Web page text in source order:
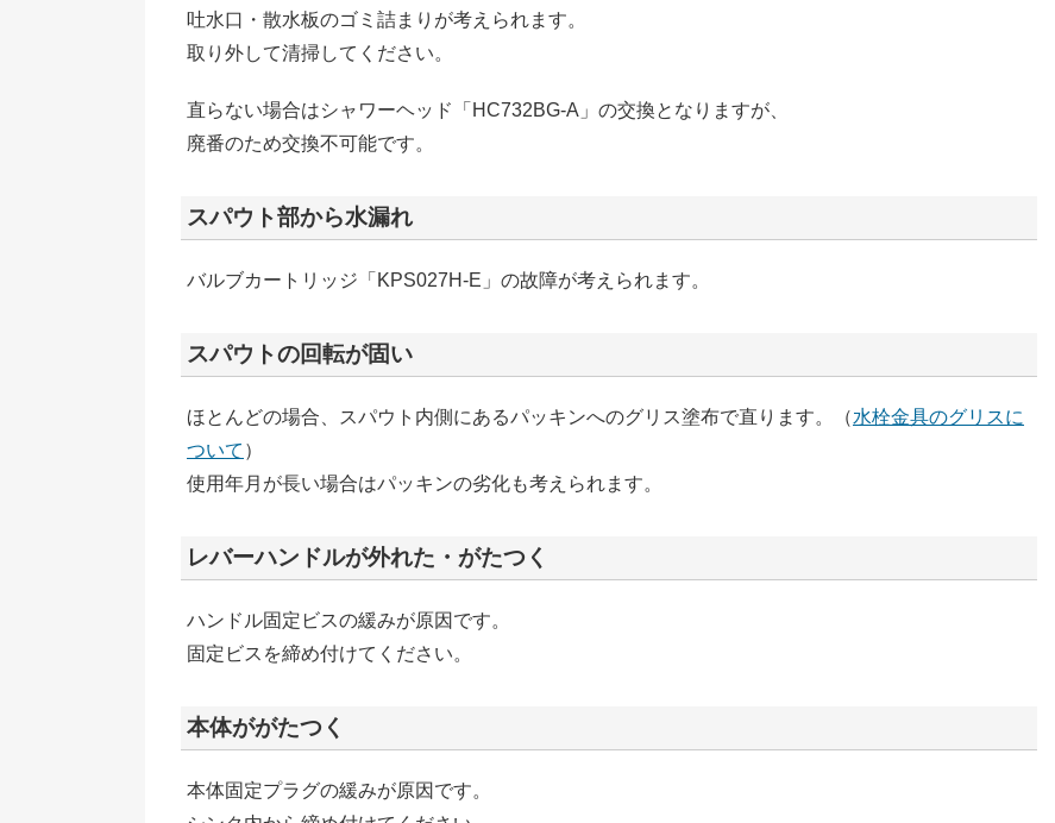
吐水口・散水板のゴミ詰まりが考えられます。
取り外して清掃してください。
直らない場合はシャワーヘッド「HC732BG-A」の交換となりますが、
廃番のため交換不可能です。
スパウト部から水漏れ
バルブカートリッジ「KPS027H-E」の故障が考えられます。
スパウトの回転が固い
ほとんどの場合、スパウト内側にあるパッキンへのグリス塗布で直ります。（水栓金具のグリスに
ついて ）
使用年月が長い場合はパッキンの劣化も考えられます。
レバーハンドルが外れた・がたつく
ハンドル固定ビスの緩みが原因です。
固定ビスを締め付けてください。
本体ががたつく
本体固定プラグの緩みが原因です。